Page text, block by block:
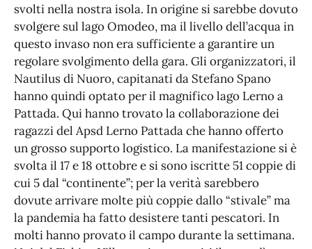
svolti nella nostra isola. In origine si sarebbe dovuto
svolgere sul lago Omodeo, ma il livello dell’acqua in
questo invaso non era sufficiente a garantire un
regolare svolgimento della gara. Gli organizzatori, il
Nautilus di Nuoro, capitanati da Stefano Spano
hanno quindi optato per il magnifico lago Lerno a
Pattada. Qui hanno trovato la collaborazione dei
ragazzi del Apsd Lerno Pattada che hanno offerto
un grosso supporto logistico. La manifestazione si è
svolta il 17 e 18 ottobre e si sono iscritte 51 coppie di
cui 5 dal “continente”; per la verità sarebbero
dovute arrivare molte più coppie dallo “stivale” ma
la pandemia ha fatto desistere tanti pescatori. In
molti hanno provato il campo durante la settimana.